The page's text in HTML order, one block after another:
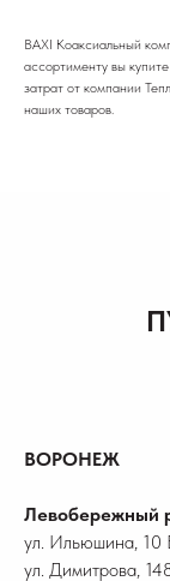
BAXI Коаксиальный
ассортименту вы
затрат от компании
наших товаров.
ВОРОНЕЖ
Левобережный
ул. Ильюшина, 10
ул. Димитрова,